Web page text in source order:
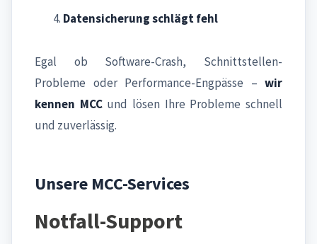
Datensicherung schlägt fehl
Egal ob Software-Crash, Schnittstellen-
Probleme oder Performance-Engpässe – wir
kennen MCCund lösen Ihre Probleme schnell
und zuverlässig.
Unsere MCC-Services
Notfall-Support